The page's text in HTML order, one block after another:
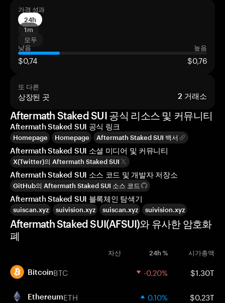
가격 성과
24h
1m
모두
낮음
높음
$0,74 $0,76
또 다른
상장된 곳 2 거래소
Aftermath Staked SUI 공식 리소스 및 커뮤니티
Aftermath Staked SUI 공식 링크
Homepage Homepage Aftermath Staked SUI 백서
Aftermath Staked SUI 소셜 미디어 및 커뮤니티
X(Twitter)의 Aftermath Staked SUI
Aftermath Staked SUI 소스 코드 및 개발자 저장소
GitHub의 Aftermath Staked SUI 소스 코드
Aftermath Staked SUI 블록체인 탐색기
suiscan.xyz suivision.xyz suiscan.xyz suivision.xyz
Aftermath Staked SUI(AFSUI)와 유사한 암호화
폐
자산 24h % 시가총액
BitcoinBTC -0.20% $1.30T
EthereumETH 0.10% $0.23T